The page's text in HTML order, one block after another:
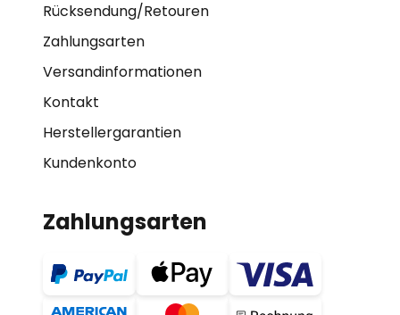
Rücksendung/Retouren
Zahlungsarten
Versandinformationen
Kontakt
Herstellergarantien
Kundenkonto
Zahlungsarten